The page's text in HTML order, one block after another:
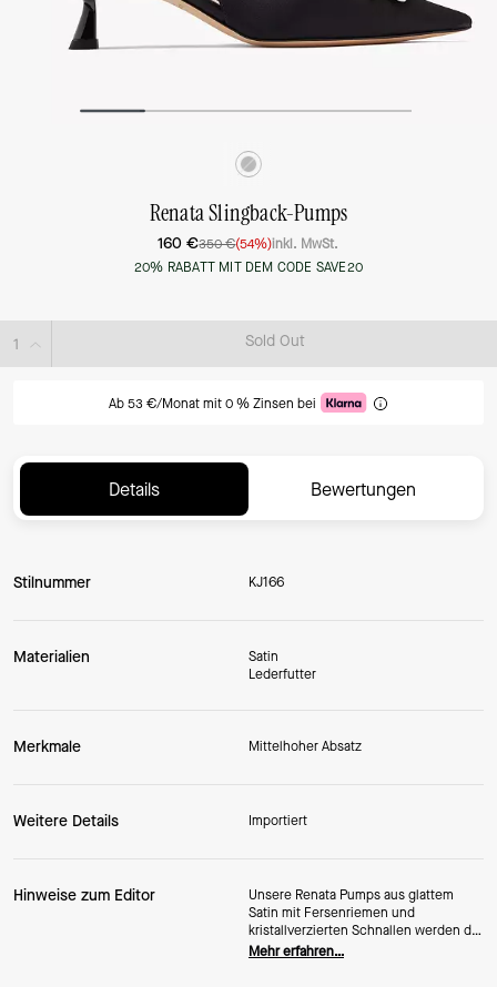
Renata Slingback-Pumps
160 €350 €(54%)inkl. MwSt.
20% RABATT MIT DEM CODE SAVE20
Sold Out
Ab 53 €/Monat mit 0 % Zinsen bei
Details Bewertungen
Stilnummer KJ166
Materialien
Satin
Lederfutter
Merkmale Mittelhoher Absatz
Weitere Details Importiert
Hinweise zum Editor
Unsere Renata Pumps aus glattem
Satin mit Fersenriemen und
kristallverzierten Schnallen werden dir
jede Menge Komplimente einbringen.
Mehr erfahren…